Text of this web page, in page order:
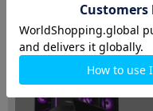
ノートパソコン